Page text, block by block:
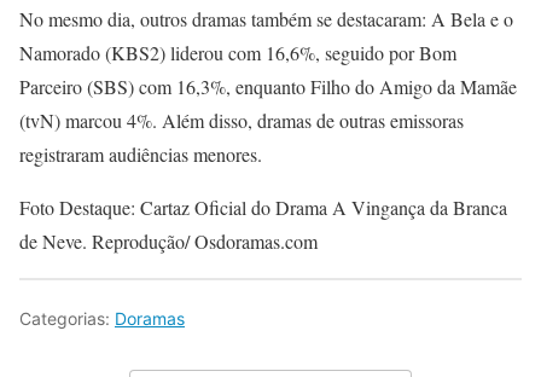
No mesmo dia, outros dramas também se destacaram: A Bela e o
Namorado (KBS2) liderou com 16,6%, seguido por Bom
Parceiro (SBS) com 16,3%, enquanto Filho do Amigo da Mamãe
(tvN) marcou 4%. Além disso, dramas de outras emissoras
registraram audiências menores.
Foto Destaque: Cartaz Oficial do Drama A Vingança da Branca
de Neve. Reprodução/ Osdoramas.com
Categorias: Doramas